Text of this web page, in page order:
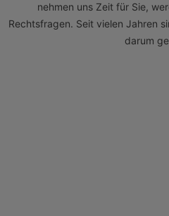
nehmen uns Zeit für Sie,
Rechtsfragen. Seit vielen Jahren
darum